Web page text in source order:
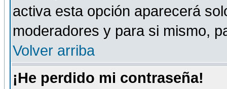
activa esta opción aparecerá
moderadores y para si mismo,
Volver arriba
¡He perdido mi contraseña!